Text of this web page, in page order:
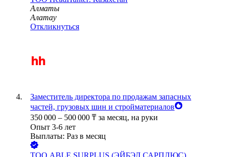
Алматы
Алатау
Откликнуться
Заместитель директора по продажам запасных
частей, грузовых шин и стройматериалов
350 000 – 500 000 ₸ за месяц, на руки
Опыт 3-6 лет
Выплаты: Раз в месяц